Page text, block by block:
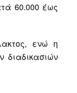
60.000 έως
ενώ η